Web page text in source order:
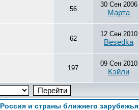
56
30 Сен 2006
Марта
62
12 Сен 2010
Besedka
197
09 Сен 2010
Кэйли
Россия и страны ближнего зарубежья